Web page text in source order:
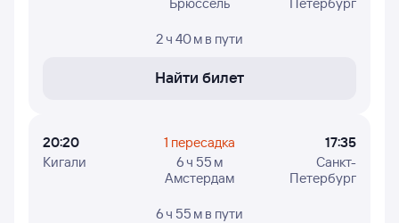
быть неактуальными или не полностью представлены.
Цены в расписании указаны ориентировочные:
двое суток. В случае, если цена не отображена,
на конкретный рейс в Санкт-Петербург и увидеть
точные цены - нажимайте кнопку «Найти билет»
и приступайте к поиску авиабилетов.
2 ч 40 м в пути
Найти билет
20:20
Кигали
1 пересадка
6 ч 55 м
Амстердам
17:35
Санкт-
Петербург
6 ч 55 м в пути